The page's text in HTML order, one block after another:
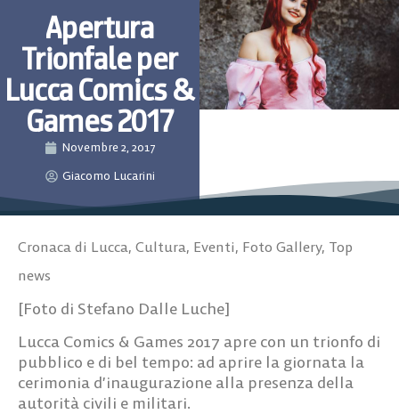
Apertura
Trionfale per
Lucca Comics &
Games 2017
Novembre 2, 2017
Giacomo Lucarini
Cronaca di Lucca, Cultura, Eventi, Foto Gallery, Top
news
[Foto di Stefano Dalle Luche]
Lucca Comics & Games 2017 apre con un trionfo di
pubblico e di bel tempo: ad aprire la giornata la
cerimonia d’inaugurazione alla presenza della
autorità civili e militari.